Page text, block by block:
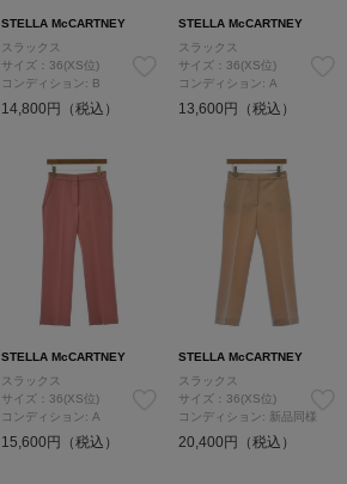
STELLA McCARTNEY
スラックス
サイズ：36(XS位)
コンディション: B
14,800円（税込）
STELLA McCARTNEY
スラックス
サイズ：36(XS位)
コンディション: A
13,600円（税込）
STELLA McCARTNEY
スラックス
サイズ：36(XS位)
コンディション: A
15,600円（税込）
STELLA McCARTNEY
スラックス
サイズ：36(XS位)
コンディション: 新品同様
20,400円（税込）